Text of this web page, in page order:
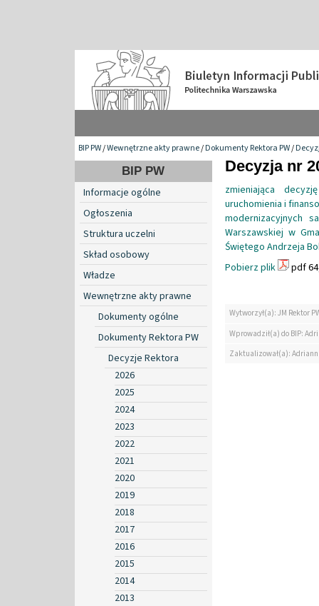
BIP PW/Wewnętrzne akty prawne/Dokumenty Rektora PW/
BIP PW
Informacje ogólne
Ogłoszenia
Struktura uczelni
Skład osobowy
Władze
Wewnętrzne akty prawne
Dokumenty ogólne
Dokumenty Rektora PW
Decyzje Rektora
2026
2025
2024
2023
2022
2021
2020
2019
2018
2017
2016
2015
2014
2013
Decyzja nr
zmieniająca
uruchomienia i
modernizacyjnych
Warszawskiej w
Świętego Andrzeja
Pobierz plik
pdf
Wytworzył(a): JM Rektor
Wprowadził(a) do BIP:
Zaktualizował(a):